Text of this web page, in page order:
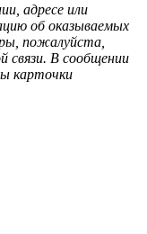
адресе или
об оказываемых
пожалуйста,
связи. В сообщении
карточки